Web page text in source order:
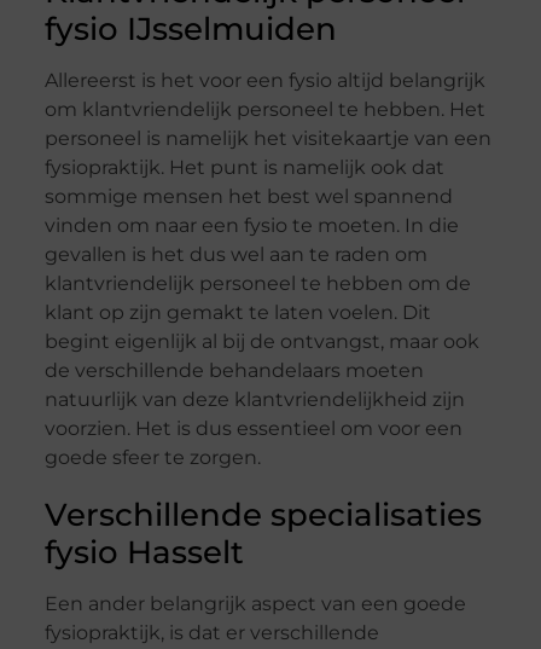
fysio IJsselmuiden
Allereerst is het voor een fysio altijd belangrijk
om klantvriendelijk personeel te hebben. Het
personeel is namelijk het visitekaartje van een
fysiopraktijk. Het punt is namelijk ook dat
sommige mensen het best wel spannend
vinden om naar een fysio te moeten. In die
gevallen is het dus wel aan te raden om
klantvriendelijk personeel te hebben om de
klant op zijn gemakt te laten voelen. Dit
begint eigenlijk al bij de ontvangst, maar ook
de verschillende behandelaars moeten
natuurlijk van deze klantvriendelijkheid zijn
voorzien. Het is dus essentieel om voor een
goede sfeer te zorgen.
Verschillende specialisaties
fysio Hasselt
Een ander belangrijk aspect van een goede
fysiopraktijk, is dat er verschillende